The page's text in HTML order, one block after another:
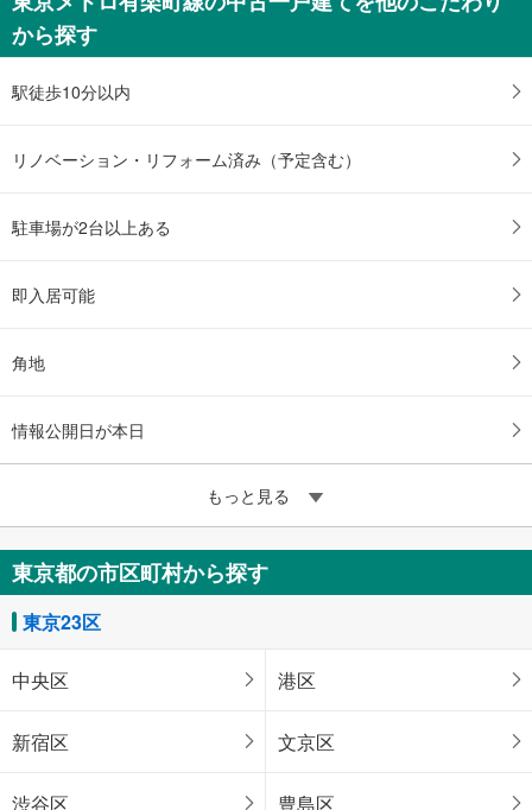
から探す
駅徒歩10分以内
リノベーション・リフォーム済み（予定含む）
駐車場が2台以上ある
即入居可能
角地
情報公開日が本日
もっと見る
東京都の市区町村から探す
東京23区
中央区 港区
新宿区 文京区
渋谷区 豊島区